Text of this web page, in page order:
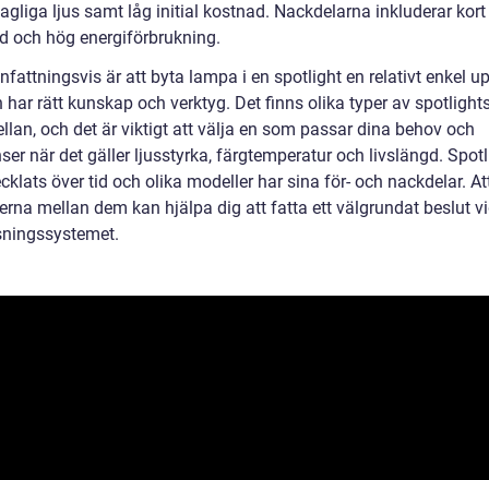
ljus samt låg initial kostnad. Nackdelarna inkluderar kort
och hög energiförbrukning.
är att byta lampa i en spotlight en relativt enkel
har rätt kunskap och verktyg. Det finns olika typer av
och det är viktigt att välja en som passar dina behov och
när det gäller ljusstyrka, färgtemperatur och livslängd.
över tid och olika modeller har sina för- och nackdelar.
mellan dem kan hjälpa dig att fatta ett välgrundat beslut